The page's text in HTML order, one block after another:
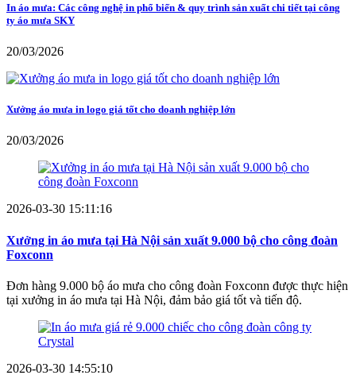
In áo mưa: Các công nghệ in phổ biến & quy trình sản xuất chi tiết tại công
ty áo mưa SKY
20/03/2026
Xưởng áo mưa in logo giá tốt cho doanh nghiệp lớn
20/03/2026
2026-03-30 15:11:16
Xưởng in áo mưa tại Hà Nội sản xuất 9.000 bộ cho công đoàn
Foxconn
Đơn hàng 9.000 bộ áo mưa cho công đoàn Foxconn được thực hiện
tại xưởng in áo mưa tại Hà Nội, đảm bảo giá tốt và tiến độ.
2026-03-30 14:55:10